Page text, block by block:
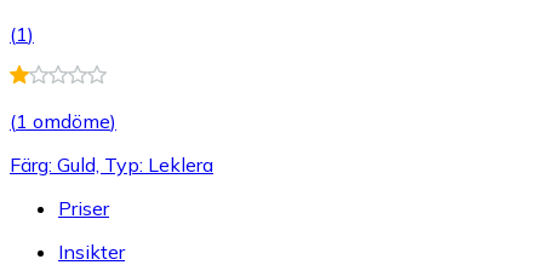
(1)
(1 omdöme)
Färg: Guld, Typ: Leklera
Priser
Insikter